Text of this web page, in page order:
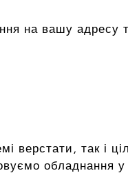
на вашу адресу
так і цілі
обладнання